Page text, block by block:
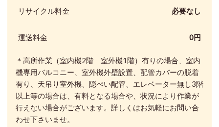
リサイクル料金 必要なし
運送料金 0円
＊高所作業（室内機2階 室外機1階）有りの場合、室内
機専用バルコニー、室外機外壁設置、配管カバーの脱着
有り、天吊り室外機、隠ぺい配管、エレベーター無し3階
以上等の場合は、有料となる場合や、状況により作業が
行えない場合がございます。 詳しくはお気軽にお問い合
わせ下さいませ。